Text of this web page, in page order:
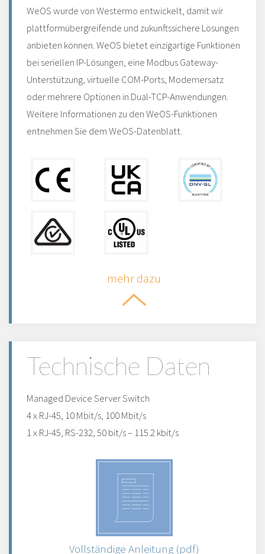
WeOS wurde von Westermo entwickelt, damit wir
plattformübergreifende und zukunftssichere Lösungen
anbieten können. WeOS bietet einzigartige Funktionen
bei seriellen IP-Lösungen, eine Modbus Gateway-
Unterstützung, virtuelle COM-Ports, Modemersatz
oder mehrere Optionen in Dual-TCP-Anwendungen.
Weitere Informationen zu den WeOS-Funktionen
entnehmen Sie dem WeOS-Datenblatt.
mehr dazu
Technische Daten
Managed Device Server Switch
4 x RJ-45, 10 Mbit/s, 100 Mbit/s
1 x RJ-45, RS-232, 50 bit/s – 115.2 kbit/s
Vollständige Anleitung (pdf)